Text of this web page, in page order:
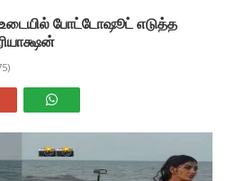
உடையில் போட்டோஷூட் எடுத்த